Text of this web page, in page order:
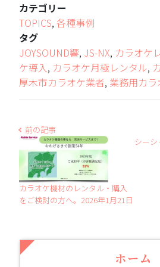
カテゴリー
TOPICS, 各種事例
タグ
JOYSOUND響, JS-NX, カラオケ
ケ導入, カラオケ月極レンタル,
厚木市カラオケ業者, 業務用カラ
前の記事
カラオケ機材のレンタル・購入
をご検討の方へ。2026年1月21日
シー
ホーム